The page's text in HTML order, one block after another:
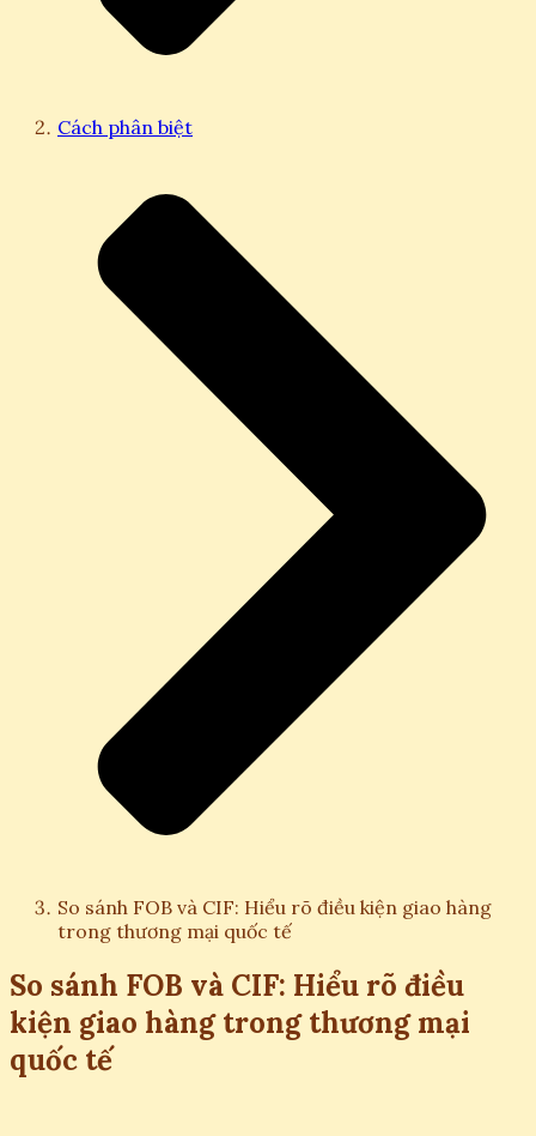
Cách phân biệt
So sánh FOB và CIF: Hiểu rõ điều kiện giao hàng
trong thương mại quốc tế
So sánh FOB và CIF: Hiểu rõ điều
kiện giao hàng trong thương mại
quốc tế